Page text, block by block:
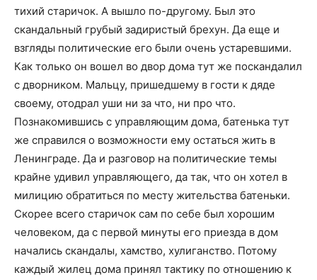
тихий старичок. А вышло по-другому. Был это
скандальный грубый задиристый брехун. Да еще и
взгляды политические его были очень устаревшими.
Как только он вошел во двор дома тут же поскандалил
с дворником. Мальцу, пришедшему в гости к дяде
своему, отодрал уши ни за что, ни про что.
Познакомившись с управляющим дома, батенька тут
же справился о возможности ему остаться жить в
Ленинграде. Да и разговор на политические темы
крайне удивил управляющего, да так, что он хотел в
милицию обратиться по месту жительства батеньки.
Скорее всего старичок сам по себе был хорошим
человеком, да с первой минуты его приезда в дом
начались скандалы, хамство, хулиганство. Потому
каждый жилец дома принял тактику по отношению к